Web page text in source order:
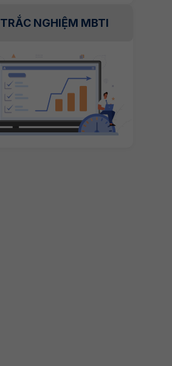
TRẮC NGHIỆM MBTI